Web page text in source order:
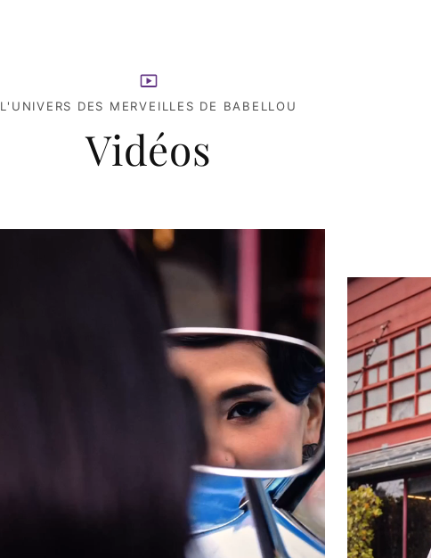
L'UNIVERS DES MERVEILLES DE BABELLOU
Vidéos